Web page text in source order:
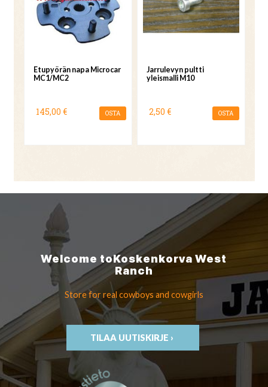
Etupyörän napa Microcar
MC1/MC2
145,00 € OSTA
Jarrulevyn pultti
yleismalli M10
2,50 € OSTA
Welcome toKoskenkorvaWest
Ranch
Store for real cowboys and cowgirls
TILAA UUTISKIRJE ›